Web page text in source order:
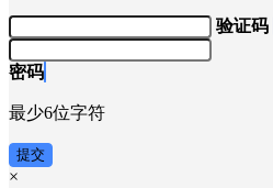
验证码
密码
最少6位字符
提交
×